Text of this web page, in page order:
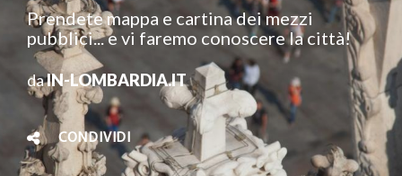
Prendete mappa e cartina dei mezzi
pubblici... e vi faremo conoscere la città!
daIN-LOMBARDIA.IT
CONDIVIDI